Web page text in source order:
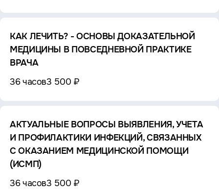
КАК ЛЕЧИТЬ? - ОСНОВЫ ДОКАЗАТЕЛЬНОЙ
МЕДИЦИНЫ В ПОВСЕДНЕВНОЙ ПРАКТИКЕ
ВРАЧА
36 часов3 500 ₽
АКТУАЛЬНЫЕ ВОПРОСЫ ВЫЯВЛЕНИЯ, УЧЕТА
И ПРОФИЛАКТИКИ ИНФЕКЦИЙ, СВЯЗАННЫХ
С ОКАЗАНИЕМ МЕДИЦИНСКОЙ ПОМОЩИ
(ИСМП)
36 часов3 500 ₽